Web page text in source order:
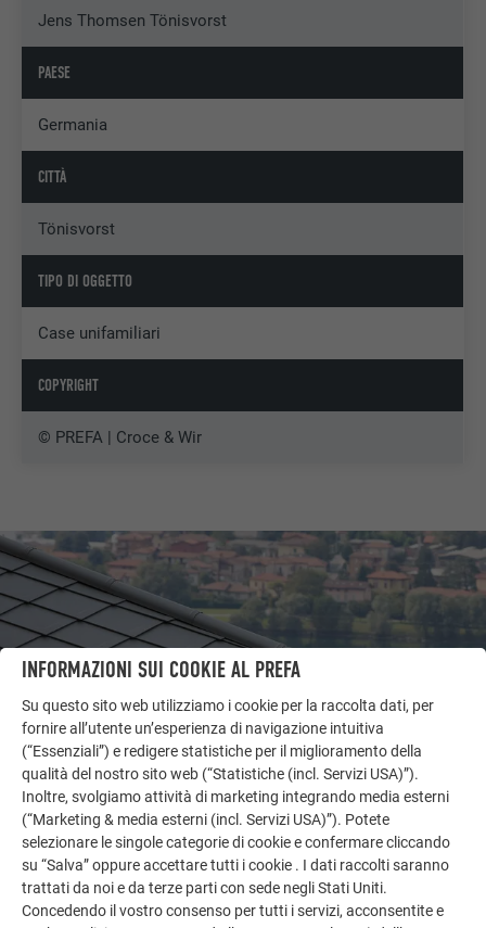
Jens Thomsen Tönisvorst
PAESE
Germania
CITTÀ
Tönisvorst
TIPO DI OGGETTO
Case unifamiliari
COPYRIGHT
© PREFA | Croce & Wir
LASCIATI ISPIRARE
ALTRI OGGETTI
La galleria di riferimento PREFA mostra la versatilità
dell’alluminio. Scoprite altri progetti straordinari con le
INFORMAZIONI SUI COOKIE AL PREFA
Su questo sito web utilizziamo i cookie per la raccolta dati, per
fornire all’utente un’esperienza di navigazione intuitiva
(“Essenziali”) e redigere statistiche per il miglioramento della
qualità del nostro sito web (“Statistiche (incl. Servizi USA)”).
Inoltre, svolgiamo attività di marketing integrando media esterni
(“Marketing & media esterni (incl. Servizi USA)”). Potete
selezionare le singole categorie di cookie e confermare cliccando
su “Salva” oppure accettare tutti i cookie . I dati raccolti saranno
trattati da noi e da terze parti con sede negli Stati Uniti.
Concedendo il vostro consenso per tutti i servizi, acconsentite e